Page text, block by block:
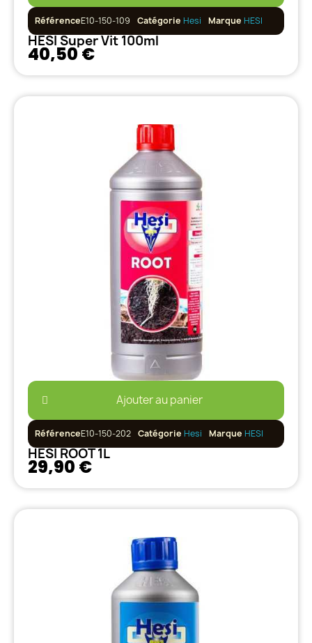
RéférenceE10-150-109 Catégorie Hesi Marque HESI
HESI Super Vit 100ml
40,50 €
Ajouter au panier
RéférenceE10-150-202 Catégorie Hesi Marque HESI
HESI ROOT 1L
29,90 €